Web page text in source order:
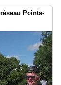
Points-